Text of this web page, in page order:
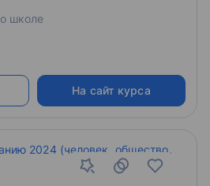
о школе
На сайт курса